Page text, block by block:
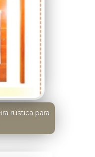
rústica para